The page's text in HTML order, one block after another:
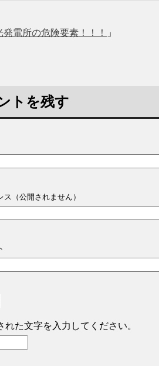
発電所の危険要素！！！ 」
トを残す
ス（公開されません）
れた文字を入力してください。